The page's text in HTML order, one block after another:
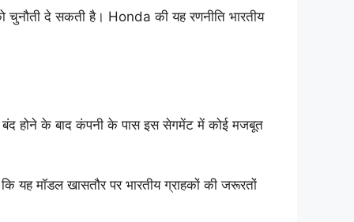
चुनौती दे सकती है। Honda की यह रणनीति भारतीय
होने के बाद कंपनी के पास इस सेगमेंट में कोई मजबूत
यह मॉडल खासतौर पर भारतीय ग्राहकों की जरूरतों